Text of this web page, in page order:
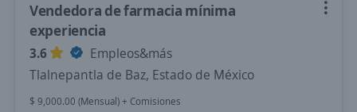
Vendedora de farmacia mínima
experiencia
3.6
Empleos&más
Tlalnepantla de Baz, Estado de México
$ 9,000.00 (Mensual) + Comisiones